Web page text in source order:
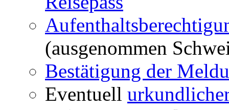
(ausgenommen
Bestätigung der
Eventuell